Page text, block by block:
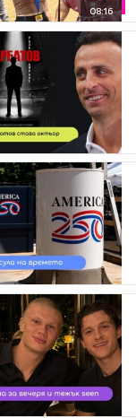
08:16